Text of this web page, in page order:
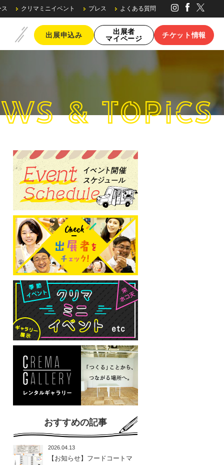
ブースの種類・料金
出展申込み
出展者
マイページ
チケット情報
ス クリマミニイベント プレス よくある質問
& TOPICS
おすすめの記事
2026.04.13
【お知らせ】フードコートマ